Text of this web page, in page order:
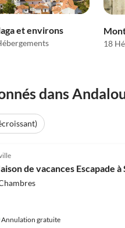
et environs
18
dans
Annulation gratuite